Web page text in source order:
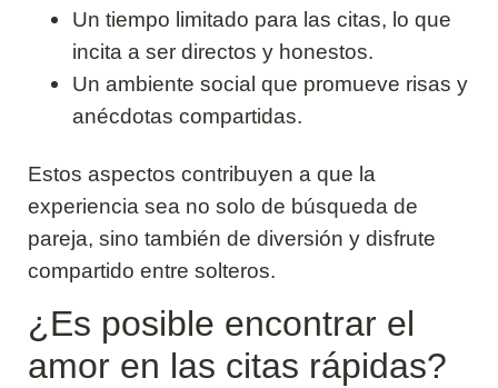
Un tiempo limitado para las citas, lo que
incita a ser directos y honestos.
Un ambiente social que promueve risas y
anécdotas compartidas.
Estos aspectos contribuyen a que la
experiencia sea no solo de búsqueda de
pareja, sino también de diversión y disfrute
compartido entre solteros.
¿Es posible encontrar el
amor en las citas rápidas?